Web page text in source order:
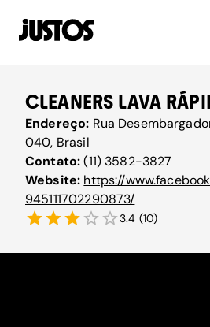
CLEANERS LAVA
Endereço: Rua
040, Brasil
Contato:(11) 3582-3827
Website: https://
945111702290873/
3.4 (10)